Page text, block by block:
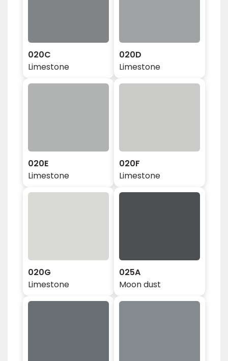
020C
Limestone
020D
Limestone
020E
Limestone
020F
Limestone
020G
Limestone
025A
Moon dust